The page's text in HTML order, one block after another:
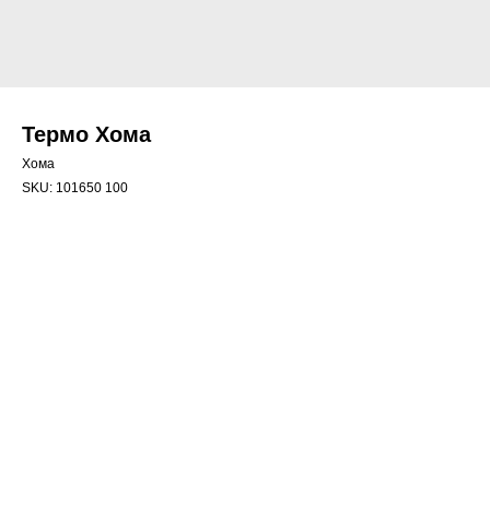
Термо Хома
Хома
SKU: 101650 100